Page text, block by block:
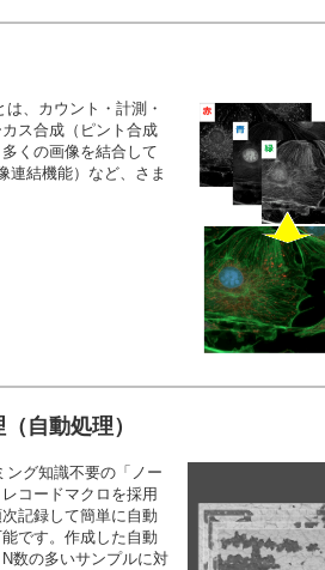
、カウント・計測・
ス合成（ピント合成
くの画像を結合して
連結機能）など、さま
自動処理）
ング知識不要の「ノー
コードマクロを採用
記録して簡単に自動
です。作成した自動
数の多いサンプルに対